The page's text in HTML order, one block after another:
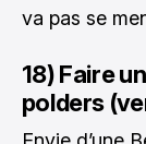
va pas se
18) Faire
polders